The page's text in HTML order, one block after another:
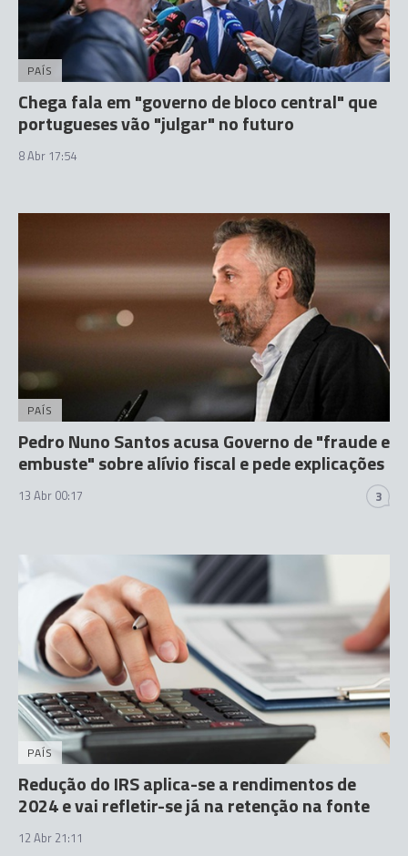
PAÍS
Chega fala em "governo de bloco central" que
portugueses vão "julgar" no futuro
8 Abr 17:54
PAÍS
Pedro Nuno Santos acusa Governo de "fraude e
embuste" sobre alívio fiscal e pede explicações
13 Abr 00:17 3
PAÍS
Redução do IRS aplica-se a rendimentos de
2024 e vai refletir-se já na retenção na fonte
12 Abr 21:11